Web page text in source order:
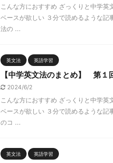
こんな方におすすめ ざっくりと中学
ベースが欲しい ３分で読めるような
法の ...
英文法 英語学習
【中学英文法のまとめ】 第
2024/6/2
こんな方におすすめ ざっくりと中学
ベースが欲しい ３分で読めるような
のコ ...
英文法 英語学習